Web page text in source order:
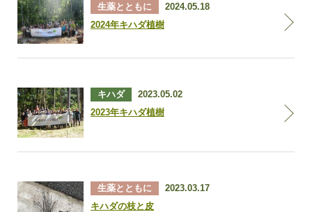
生薬とともに
2024.05.18
2024年キハダ植樹
キハダ
2023.05.02
2023年キハダ植樹
生薬とともに
2023.03.17
キハダの枝と皮